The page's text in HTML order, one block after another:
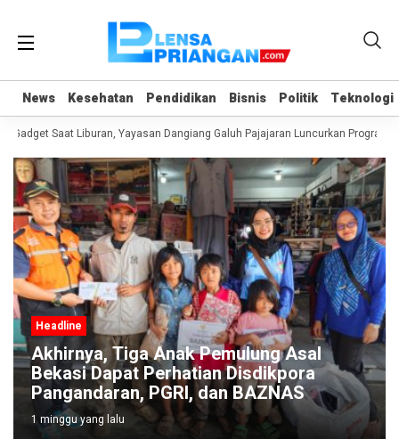
News Kesehatan Pendidikan Bisnis Politik Teknologi
News Kesehatan Pendidikan Bisnis Politik Teknologi
Gadget Saat Liburan, Yayasan Dangiang Galuh Pajajaran Luncurkan Program
Headline
Akhirnya, Tiga Anak Pemulung Asal
Bekasi Dapat Perhatian Disdikpora
Pangandaran, PGRI, dan BAZNAS
1 minggu yang lalu